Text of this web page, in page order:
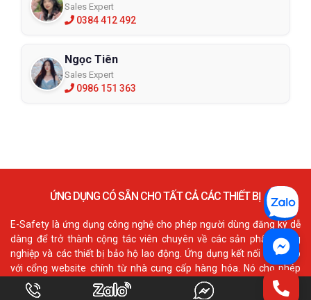
Sales Expert
0384 412 492
Ngọc Tiên
Sales Expert
0986 151 363
ỨNG DỤNG CÓ SẴN CHO TẤT CẢ CÁC THIẾT BỊ
E-Safety là ứng dụng công nghệ cho phép người dùng đăng ký dễ
dàng để trở thành cộng tác viên chuyên về các sản phẩm công
nghiệp và các thiết bị bảo hộ lao động. Ứng dụng kết nối trực tiếp
với cổng website chính từ nhà cung cấp hàng hóa. Nó cho phép
người dùng truy cấp đầy đủ các tính năng như danh mục, thông tin
hàng hóa, quản lý số lượng xuất-nhập sản phẩm trong ngày, tháng,